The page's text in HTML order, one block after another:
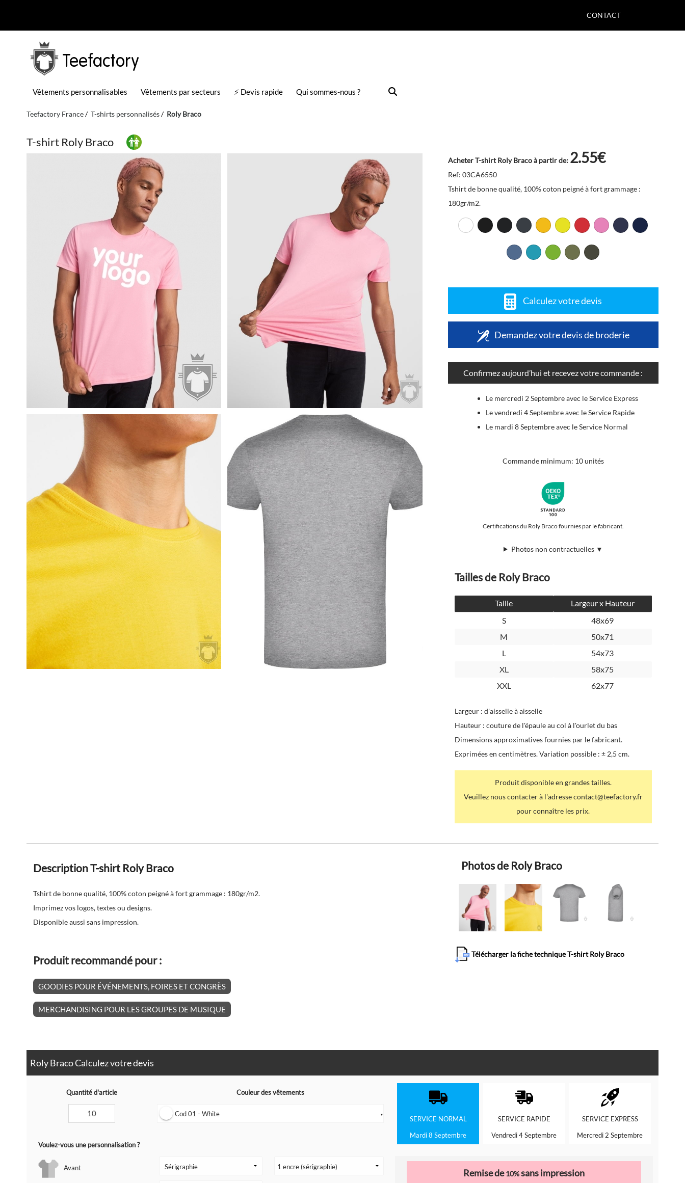
CONTACT
Teefactory
Vêtements personnalisables Vêtements par secteurs ⚡ Devis rapide Qui sommes-nous ?
Teefactory France T-shirts personnalisés Roly Braco
T-shirt Roly Braco
Acheter T-shirt Roly Braco à partir de: 2.55€
Ref: 03CA6550
Tshirt de bonne qualité, 100% coton peigné à fort grammage :
180gr/m2.
Calculez votre devis
Demandez votre devis de broderie
Confirmez aujourd’hui et recevez votre commande :
Le mercredi 2 Septembre avec le Service Express
Le vendredi 4 Septembre avec le Service Rapide
Le mardi 8 Septembre avec le Service Normal
Commande minimum: 10 unités
Certifications du Roly Braco fournies par le fabricant.
Photos non contractuelles ▼
Tailles de Roly Braco
Taille
Largeur x Hauteur
S
48x69
M
50x71
L
54x73
XL
58x75
XXL
62x77
Largeur : d'aisselle à aisselle
Hauteur : couture de l'épaule au col à l'ourlet du bas
Dimensions approximatives fournies par le fabricant.
Exprimées en centimètres. Variation possible : ± 2,5 cm.
Produit disponible en grandes tailles.
Veuillez nous contacter à l'adresse contact@teefactory.fr
pour connaître les prix.
Description T-shirt Roly Braco
Tshirt de bonne qualité, 100% coton peigné à fort grammage : 180gr/m2.
Imprimez vos logos, textes ou designs.
Disponible aussi sans impression.
Produit recommandé pour :
GOODIES POUR ÉVÉNEMENTS, FOIRES ET CONGRÈS
MERCHANDISING POUR LES GROUPES DE MUSIQUE
Photos de Roly Braco
Télécharger la fiche technique T-shirt Roly Braco
Roly Braco Calculez votre devis
Quantité d'article Couleur des vêtements
Cod 01 - White ▼
Voulez-vous une personnalisation ?
Avant
SERVICE NORMAL
Mardi 8 Septembre
SERVICE RAPIDE
Vendredi 4 Septembre
SERVICE EXPRESS
Mercredi 2 Septembre
Remise de10%sans impression